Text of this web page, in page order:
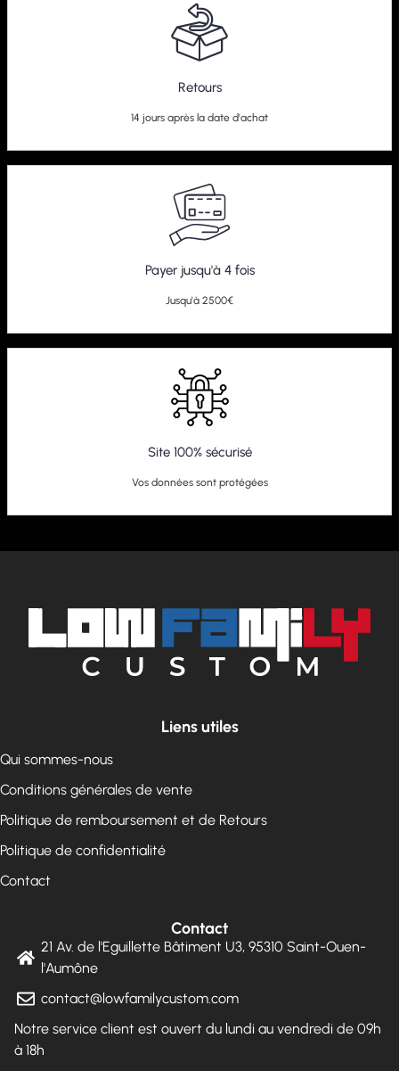
Retours
14 jours après la date d'achat
Payer jusqu'à 4 fois
Jusqu'à 2500€
Site 100% sécurisé
Vos données sont protégées
Liens utiles
Qui sommes-nous
Conditions générales de vente
Politique de remboursement et de Retours
Politique de confidentialité
Contact
Contact
21 Av. de l'Eguillette Bâtiment U3, 95310 Saint-Ouen-
l'Aumône
contact@lowfamilycustom.com
Notre service client est ouvert du lundi au vendredi de 09h
à 18h